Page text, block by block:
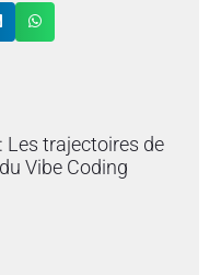
Les trajectoires de
Vibe Coding